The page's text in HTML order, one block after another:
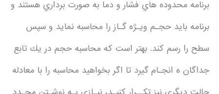
برنامه محدوده هاي فشار و دما به صورت برداري هستند و
برنامه بايد حجـم ويـژه گـاز را محاسبه نمايد و سپس
سطح را رسم كند. بهتر است كه محاسبه حجم در يك تابع
جداگان ه انجـام گيرد تا اگر بخواهيد محاسبه را با معادله